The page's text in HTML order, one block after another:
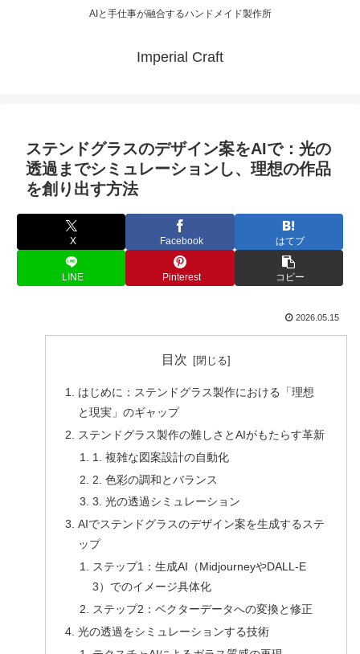
AIと手仕事が融合するハンドメイド製作所
Imperial Craft
ステンドグラスのデザイン案をAIで：光の
透過までシミュレーションし、理想の作品
を創り出す方法
X Facebook はてブ
LINE Pinterest コピー
2026.05.15
目次
はじめに：ステンドグラス製作における「理想
と現実」のギャップ
ステンドグラス製作の難しさとAIがもたらす革新
1. 複雑な図案設計の自動化
2. 色彩の調和とバランス
3. 光の透過シミュレーション
AIでステンドグラスのデザイン案を生成するステ
ップ
ステップ1：生成AI（MidjourneyやDALL-E
3）でのイメージ具体化
ステップ2：ベクターデータへの変換と修正
光の透過をシミュレーションする技術